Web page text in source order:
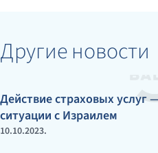
Другие новости
Действие страховых
ситуации с Израилем
10.10.2023.